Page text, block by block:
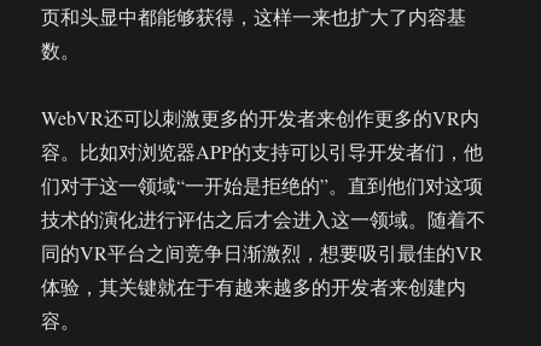
页和头显中都能够获得，这样一来也扩大了内容基
数。
WebVR还可以刺激更多的开发者来创作更多的VR内
容。比如对浏览器APP的支持可以引导开发者们，他
们对于这一领域“一开始是拒绝的”。直到他们对这项
技术的演化进行评估之后才会进入这一领域。随着不
同的VR平台之间竞争日渐激烈，想要吸引最佳的VR
体验，其关键就在于有越来越多的开发者来创建内
容。